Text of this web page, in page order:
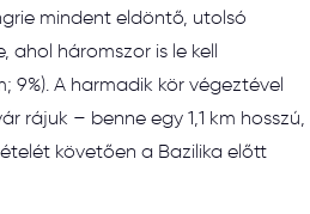
mindent eldöntő, utolsó
ahol háromszor is le kell
9%). A harmadik kör végeztével
rájuk – benne egy 1,1 km hosszú,
követően a Bazilika előtt